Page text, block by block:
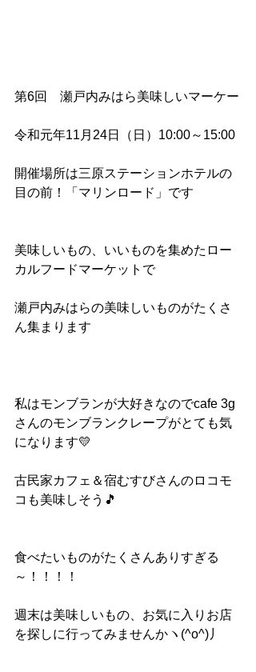
第6回　瀬戸内みはら美味しいマーケー
令和元年11月24日（日）10:00～15:00
開催場所は三原ステーションホテルの
目の前！「マリンロード」です
美味しいもの、いいものを集めたロー
カルフードマーケットで
瀬戸内みはらの美味しいものがたくさ
ん集まります
私はモンブランが大好きなのでcafe 3g
さんのモンブランクレープがとても気
になります💛
古民家カフェ＆宿むすびさんのロコモ
コも美味しそう🎵
食べたいものがたくさんありすぎる
～！！！！
週末は美味しいもの、お気に入りお店
を探しに行ってみませんかヽ(^o^)丿